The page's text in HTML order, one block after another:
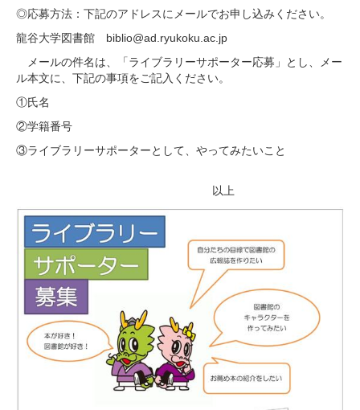
◎応募方法：下記のアドレスにメールでお申し込みください。
龍谷大学図書館 biblio@ad.ryukoku.ac.jp
メールの件名は、「ライブラリーサポーター応募」とし、メー
ル本文に、下記の事項をご記入ください。
①氏名
②学籍番号
③ライブラリーサポーターとして、やってみたいこと
以上